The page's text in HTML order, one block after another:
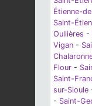
Étienne-
Saint-
Oullières -
Vigan -
Flour -
Saint-
sur-Sioule
- Saint-